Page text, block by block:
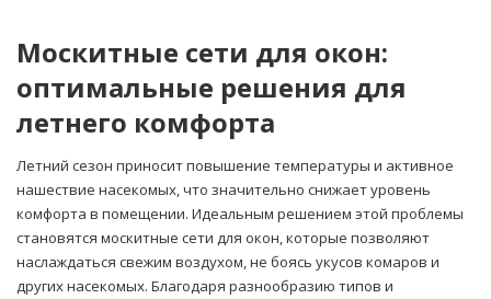
Москитные сети для окон:
оптимальные решения для
летнего комфорта
Летний сезон приносит повышение температуры и активное
нашествие насекомых, что значительно снижает уровень
комфорта в помещении. Идеальным решением этой проблемы
становятся москитные сети для окон, которые позволяют
наслаждаться свежим воздухом, не боясь укусов комаров и
других насекомых. Благодаря разнообразию типов и